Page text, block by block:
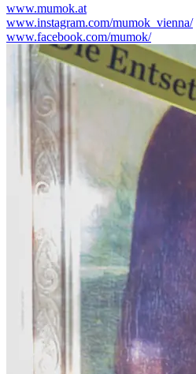
www.mumok.at
www.instagram.com/mumok_vienna/
www.facebook.com/mumok/